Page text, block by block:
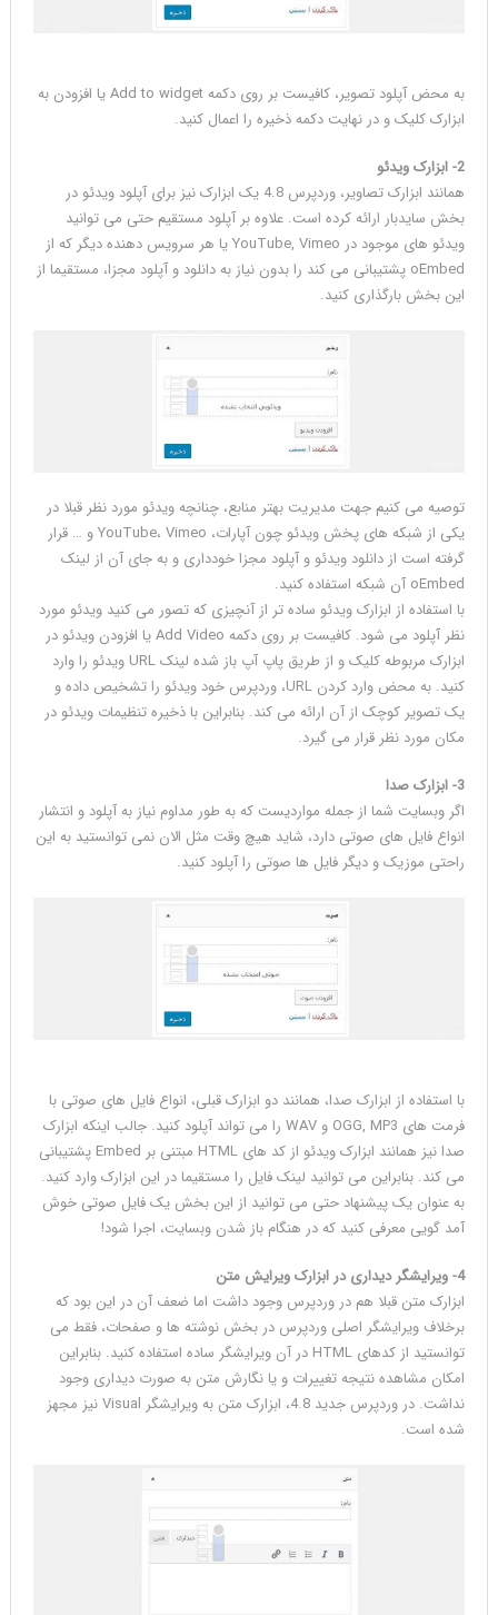
به محض آپلود تصویر، کافیست بر روی دکمه Add to widget یا افزودن به
ابزارک کلیک و در نهایت دکمه ذخیره را اعمال کنید.
2- ابزارک ویدئو
همانند ابزارک تصاویر، وردپرس 4.8 یک ابزارک نیز برای آپلود ویدئو در
بخش سایدبار ارائه کرده است. علاوه بر آپلود مستقیم حتی می توانید
ویدئو های موجود در YouTube, Vimeo یا هر سرویس دهنده دیگر که از
oEmbed پشتیبانی می کند را بدون نیاز به دانلود و آپلود مجزا، مستقیما از
این بخش بارگذاری کنید.
توصیه می کنیم جهت مدیریت بهتر منابع، چنانچه ویدئو مورد نظر قبلا در
یکی از شبکه های پخش ویدئو چون آپارات، YouTube، Vimeo و … قرار
گرفته است از دانلود ویدئو و آپلود مجزا خودداری و به جای آن از لینک
oEmbed آن شبکه استفاده کنید.
با استفاده از ابزارک ویدئو ساده تر از آنچیزی که تصور می کنید ویدئو مورد
نظر آپلود می شود. کافیست بر روی دکمه Add Video یا افزودن ویدئو در
ابزارک مربوطه کلیک و از طریق پاپ آپ باز شده لینک URL ویدئو را وارد
کنید. به محض وارد کردن URL، وردپرس خود ویدئو را تشخیص داده و
یک تصویر کوچک از آن ارائه می کند. بنابراین با ذخیره تنظیمات ویدئو در
مکان مورد نظر قرار می گیرد.
3- ابزارک صدا
اگر وبسایت شما از جمله مواردیست که به طور مداوم نیاز به آپلود و انتشار
انواع فایل های صوتی دارد، شاید هیچ وقت مثل الان نمی توانستید به این
راحتی موزیک و دیگر فایل ها صوتی را آپلود کنید.
با استفاده از ابزارک صدا، همانند دو ابزارک قبلی، انواع فایل های صوتی با
فرمت های OGG, MP3 و WAV را می تواند آپلود کنید. جالب اینکه ابزارک
صدا نیز همانند ابزارک ویدئو از کد های HTML مبتنی بر Embed پشتیبانی
می کند. بنابراین می توانید لینک فایل را مستقیما در این ابزارک وارد کنید.
به عنوان یک پیشنهاد حتی می توانید از این بخش یک فایل صوتی خوش
آمد گویی معرفی کنید که در هنگام باز شدن وبسایت، اجرا شود!
4- ویرایشگر دیداری در ابزارک ویرایش متن
ابزارک متن قبلا هم در وردپرس وجود داشت اما ضعف آن در این بود که
برخلاف ویرایشگر اصلی وردپرس در بخش نوشته ها و صفحات، فقط می
توانستید از کدهای HTML در آن ویرایشگر ساده استفاده کنید. بنابراین
امکان مشاهده نتیجه تغییرات و یا نگارش متن به صورت دیداری وجود
نداشت. در وردپرس جدید 4.8، ابزارک متن به ویرایشگر Visual نیز مجهز
شده است.